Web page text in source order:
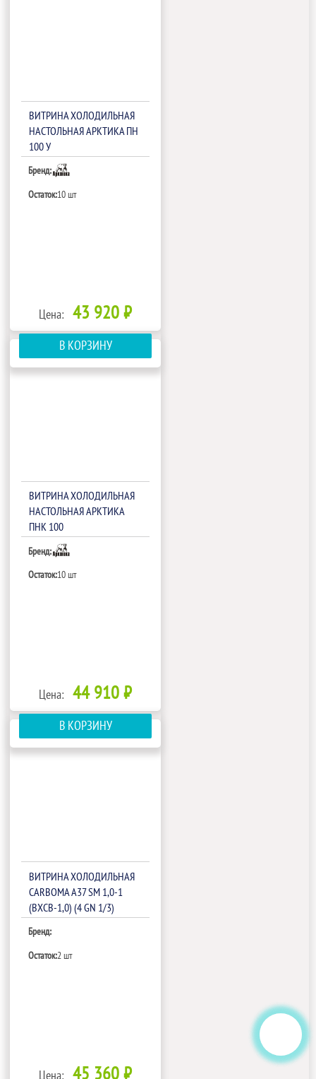
ВИТРИНА ХОЛОДИЛЬНАЯ
НАСТОЛЬНАЯ АРКТИКА ПН
100 У
Бренд:
Остаток:10 шт
Цена: 43 920 ₽
В КОРЗИНУ
ВИТРИНА ХОЛОДИЛЬНАЯ
НАСТОЛЬНАЯ АРКТИКА
ПНК 100
Бренд:
Остаток:10 шт
Цена: 44 910 ₽
В КОРЗИНУ
ВИТРИНА ХОЛОДИЛЬНАЯ
CARBOMA A37 SM 1,0-1
(ВХСВ-1,0) (4 GN 1/3)
Бренд:
Остаток:2 шт
Цена: 45 360 ₽